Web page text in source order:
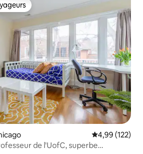
les plus appréciés
Évaluation
4,99 (122)
de l'UofC, superbe